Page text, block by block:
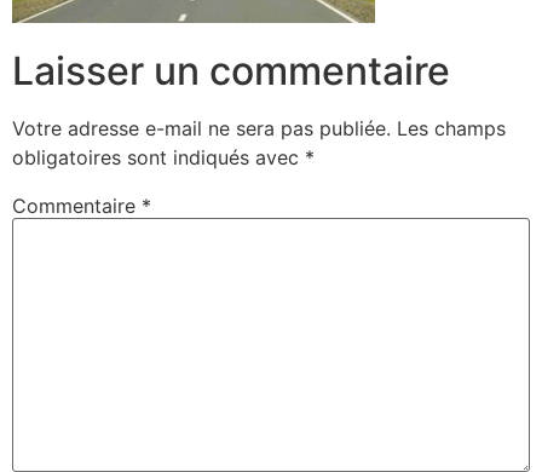
Laisser un commentaire
Votre adresse e-mail ne sera pas publiée. Les champs
obligatoires sont indiqués avec *
Commentaire *